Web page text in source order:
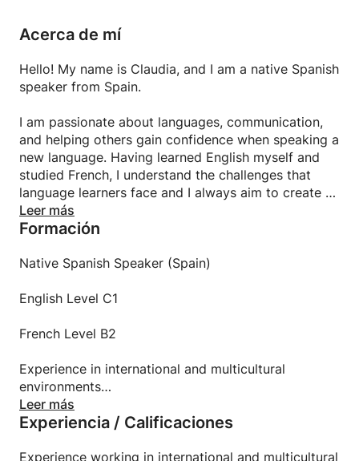
Acerca de mí
Hello! My name is Claudia, and I am a native Spanish
speaker from Spain.
I am passionate about languages, communication,
and helping others gain confidence when speaking a
new language. Having learned English myself and
studied French, I understand the challenges that
language learners face and I always aim to create a
relaxed, supportive, and encouraging learning
environment.
My lessons are fully personalized according to your
conversation skills, grammar, pronunciation, prepare
Spanish, I will adapt the lessons to your needs.
I believe learning should be practical, enjoyable, and
focused on real-life communication. My goal is to
help you make steady progress while enjoying the
process.
I look forward to helping you achieve your language
Leer más
Formación
Native Spanish Speaker (Spain)
English Level C1
French Level B2
Experience in international and multicultural
environments
Personalized lessons adapted to each student's
Leer más
Experiencia / Calificaciones
Experience working in international and multicultural